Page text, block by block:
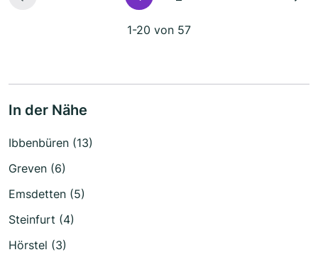
1-20 von 57
In der Nähe
Ibbenbüren (13)
Greven (6)
Emsdetten (5)
Steinfurt (4)
Hörstel (3)